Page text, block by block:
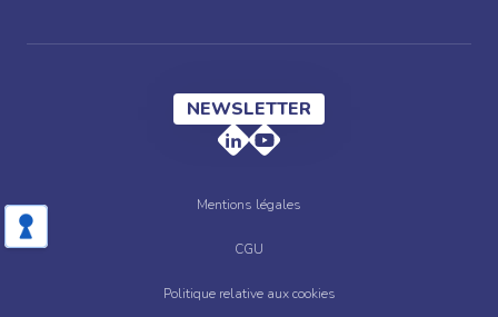
NEWSLETTER
Mentions légales
CGU
Politique relative aux cookies